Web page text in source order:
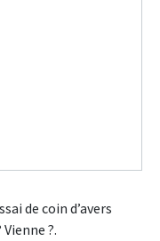
de coin d’avers
?.